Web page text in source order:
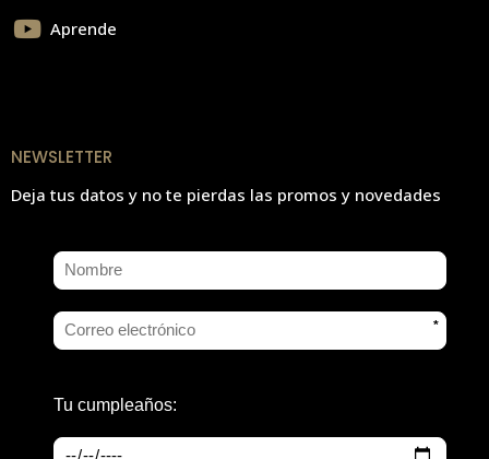
Aprende
NEWSLETTER
Deja tus datos y no te pierdas las promos y novedades
*
Tu cumpleaños: